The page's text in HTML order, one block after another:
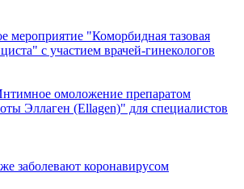
мероприятие "Коморбидная тазовая
с участием врачей-гинекологов
омоложение препаратом
Эллаген (Ellagen)" для специалистов
заболевают коронавирусом